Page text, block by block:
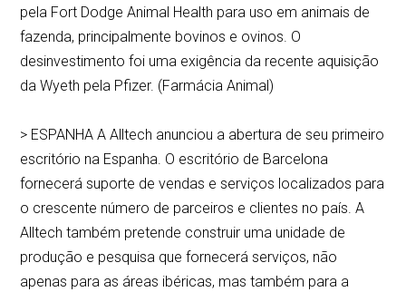
pela Fort Dodge Animal Health para uso em animais de
fazenda, principalmente bovinos e ovinos. O
desinvestimento foi uma exigência da recente aquisição
da Wyeth pela Pfizer. (Farmácia Animal)
> ESPANHA A Alltech anunciou a abertura de seu primeiro
escritório na Espanha. O escritório de Barcelona
fornecerá suporte de vendas e serviços localizados para
o crescente número de parceiros e clientes no país. A
Alltech também pretende construir uma unidade de
produção e pesquisa que fornecerá serviços, não
apenas para as áreas ibéricas, mas também para a